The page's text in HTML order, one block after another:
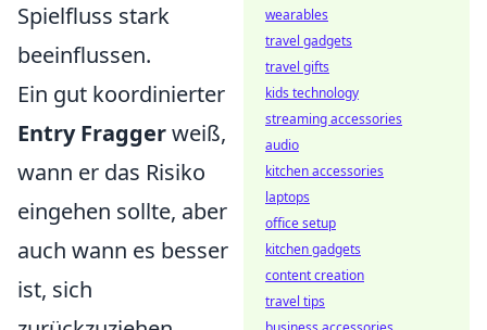
Spielfluss stark
beeinflussen.
Ein gut koordinierter
Entry Fraggerweiß,
wann er das Risiko
eingehen sollte, aber
auch wann es besser
ist, sich
wearables
travel gadgets
travel gifts
kids technology
streaming accessories
audio
kitchen accessories
laptops
office setup
kitchen gadgets
content creation
travel tips